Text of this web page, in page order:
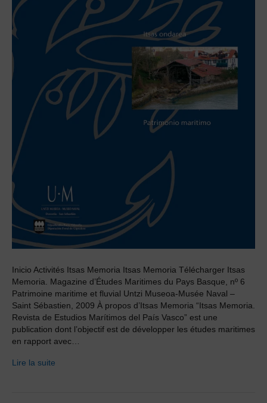
Inicio Activités Itsas Memoria Itsas Memoria Télécharger Itsas
Memoria. Magazine d’Études Maritimes du Pays Basque, nº 6
Patrimoine maritime et fluvial Untzi Museoa-Musée Naval –
Saint Sébastien, 2009 À propos d’Itsas Memoria “Itsas Memoria.
Revista de Estudios Marítimos del País Vasco” est une
publication dont l’objectif est de développer les études maritimes
en rapport avec…
Lire la suite